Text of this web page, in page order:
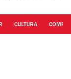
CULTURA